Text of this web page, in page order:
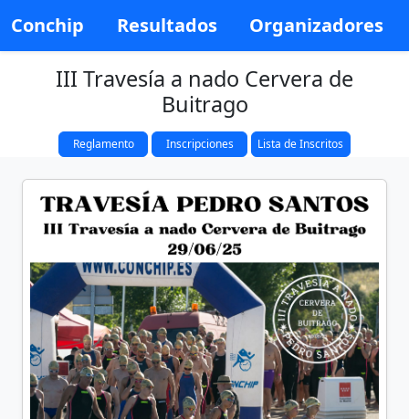
Conchip Resultados Organizadores
III Travesía a nado Cervera de
Buitrago
Reglamento Inscripciones Lista de Inscritos